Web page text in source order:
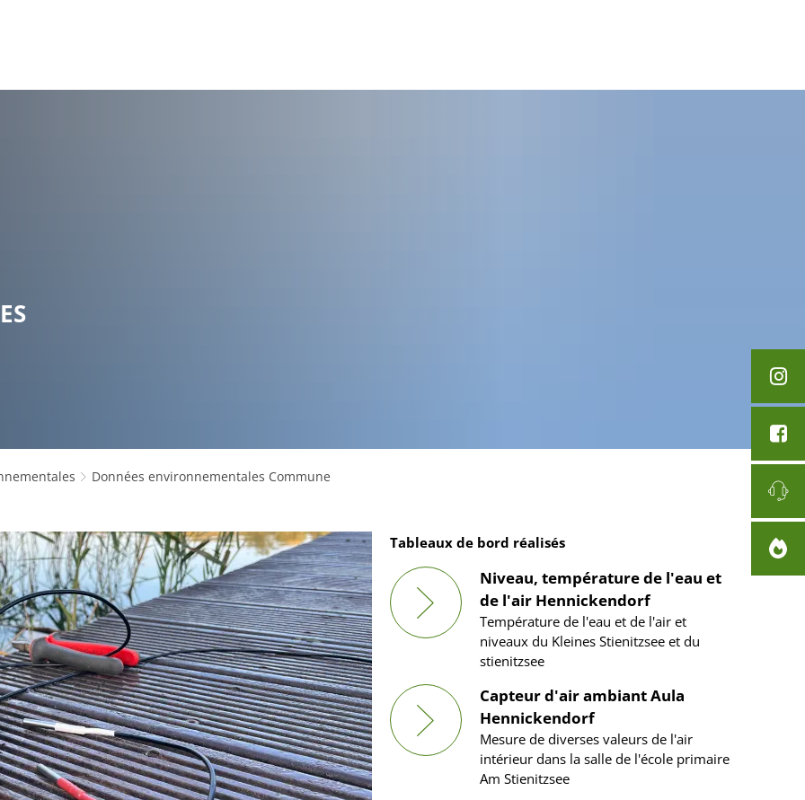
Données environnementales Commune
Tableaux de bord réalisés
Niveau, température de l'eau et
de l'air Hennickendorf
Température de l'eau et de l'air et
niveaux du Kleines Stienitzsee et du
stienitzsee
Capteur d'air ambiant Aula
Hennickendorf
Mesure de diverses valeurs de l'air
intérieur dans la salle de l'école primaire
Am Stienitzsee